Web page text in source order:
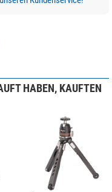
HABEN, KAUFTEN